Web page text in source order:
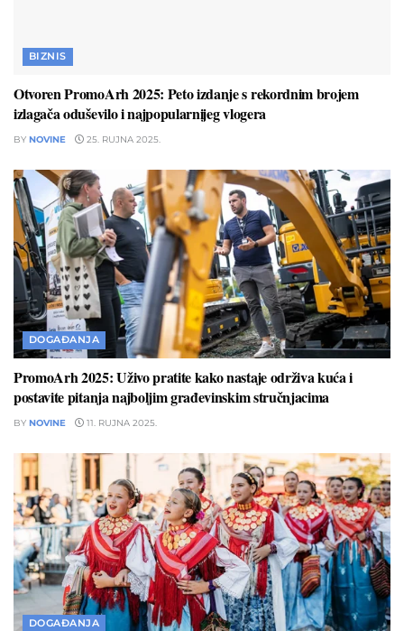
BIZNIS
Otvoren PromoArh 2025: Peto izdanje s rekordnim brojem
izlagača oduševilo i najpopularnijeg vlogera
BY NOVINE 25. RUJNA 2025.
DOGAĐANJA
PromoArh 2025: Uživo pratite kako nastaje održiva kuća i
postavite pitanja najboljim građevinskim stručnjacima
BY NOVINE 11. RUJNA 2025.
DOGAĐANJA